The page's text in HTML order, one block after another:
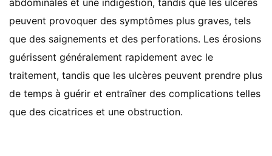
abdominales et une indigestion, tandis que les ulcères
peuvent provoquer des symptômes plus graves, tels
que des saignements et des perforations. Les érosions
guérissent généralement rapidement avec le
traitement, tandis que les ulcères peuvent prendre plus
de temps à guérir et entraîner des complications telles
que des cicatrices et une obstruction.